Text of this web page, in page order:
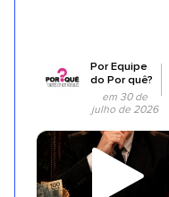
PorEquipe
do Por quê?
em 30 de
julho de 2026